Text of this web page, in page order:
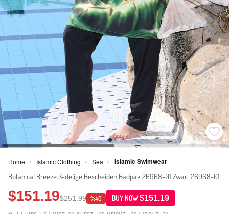
Home > Islamic Clothing > Sea > Islamic Swimwear
Botanical Breeze 3-delige Bescheiden Badpak 26968-01 Zwart 26968-01
$151.19$251.99 %40 BUY NOW$151.19